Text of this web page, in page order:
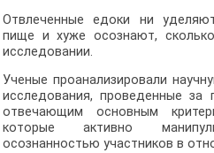
Отвлеченные едоки ни
пище и хуже осознают,
исследовании.
Ученые проанализировали
исследования, проведенные
отвечающим основным
которые активно
осознанностью участников в